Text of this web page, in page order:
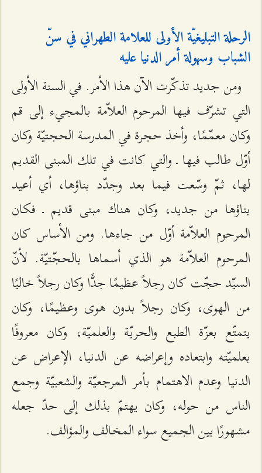
الرحلة التبليغيّة الأولى للعلامة الطهراني في سنّ
الشباب وسهولة أمر الدنيا عليه
ومن جديد تذكّرت الآن هذا الأمر. في السنة الأولى
التي تشرّف فيها المرحوم العلاّمة بالمجيء إلى قم
وكان معمّمًا، وأخذ حجرة في المدرسة الحجتيّة وكان
أوّل طالب فيها ـ والتي كانت في تلك المبنى القديم
لها، ثمّ وسّعت فيما بعد وجدّد بناؤها، أي أعيد
بناؤها من جديد، وكان هناك مبنى قديم ـ فكان
المرحوم العلاّمة أوّل من جاءها. ومن الأساس كان
المرحوم العلاّمة هو الذي أسماها بالحجّتيّة. لأنّ
السيّد حجّت كان رجلاً عظيمًا جدًّا وكان رجلاً خاليًا
من الهوى، وكان رجلاً بدون هوى وعظيمًا، وكان
يتمتّع بعزّة الطبع والحريّة والعلميّة، وكان معروفًا
بعلميّته وابتعاده وإعراضه عن الدنيا، الإعراض عن
الدنيا وعدم الاهتمام بأمر المرجعيّة والشعبيّة وجمع
الناس من حوله، وكان يهتمّ بذلك إلى حدّ جعله
مشهورًا بين الجميع سواء المخالف والمؤالف.